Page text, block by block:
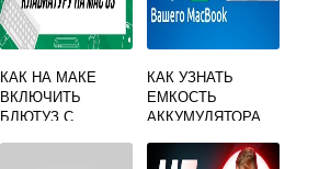
КАК НА МАКЕ
ВКЛЮЧИТЬ
БЛЮТУЗ С
КАК УЗНАТЬ
ЕМКОСТЬ
АККУМУЛЯТОРА